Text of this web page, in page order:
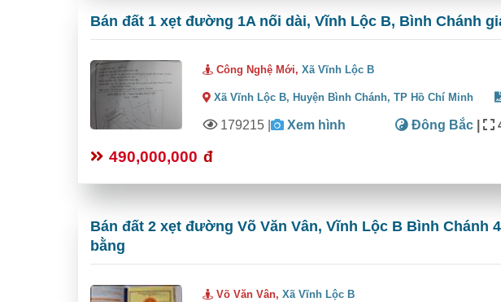
Bán đất 1 xẹt đường 1A nối dài, Vĩnh Lộc B, Bình Chánh
Công Nghệ Mới,Xã Vĩnh Lộc B
Xã Vĩnh Lộc B, Huyện Bình Chánh,TP Hồ Chí Minh
179215 | Xem hình Đông Bắc|
490,000,000 đ
Bán đất 2 xẹt đường Võ Văn Vân, Vĩnh Lộc B Bình Chánh
bằng
Võ Văn Vân,Xã Vĩnh Lộc B